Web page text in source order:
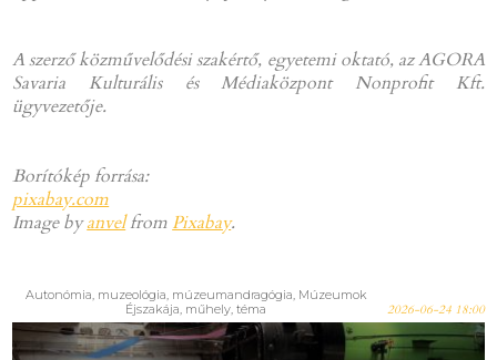
A szerző közművelődési szakértő, egyetemi oktató, az AGORA
Savaria Kulturális és Médiaközpont Nonprofit Kft.
ügyvezetője.
Borítókép forrása:
pixabay.com
Image byanvelfrom Pixabay.
Autonómia, muzeológia, múzeumandragógia, Múzeumok
Éjszakája, műhely, téma
2026-06-24 18:00